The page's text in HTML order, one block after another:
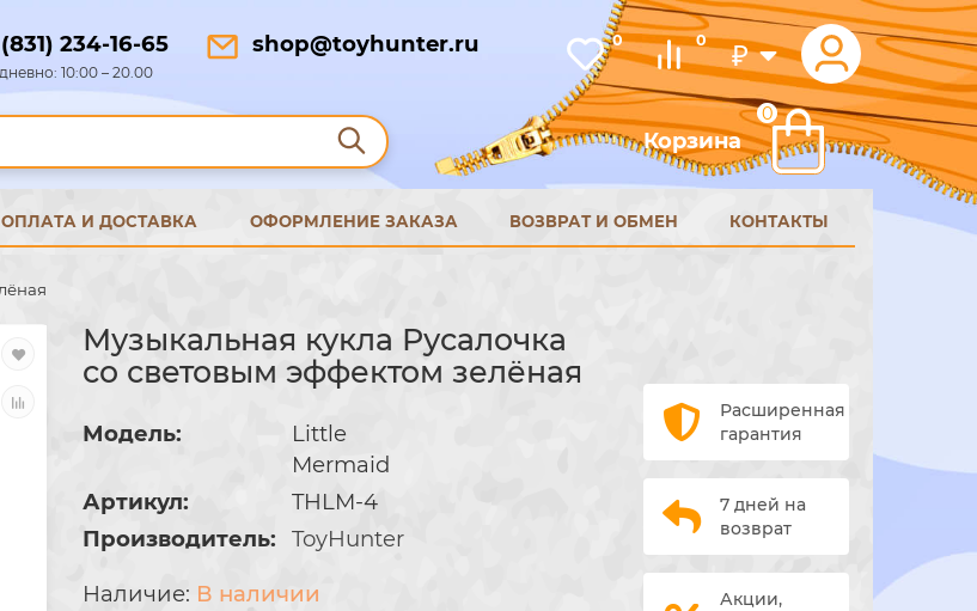
₽
0
0
234-16-65
10:00 – 20.00
shop@toyhunter.ru
Корзина
0
ОПЛАТА И ДОСТАВКА ОФОРМЛЕНИЕ ЗАКАЗА ВОЗВРАТ И ОБМЕН КОНТАКТЫ
Музыкальная кукла Русалочка
со световым эффектом зелёная
Модель:
Little
Mermaid
Артикул:
THLM-4
Производитель:
ToyHunter
В наличии
Расширенная
гарантия
7 дней на
возврат
Акции,